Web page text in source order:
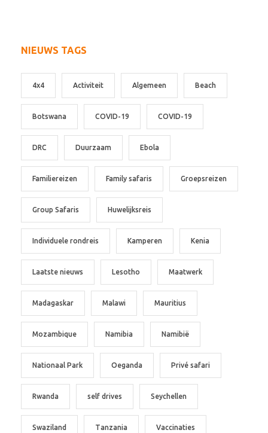
NIEUWS TAGS
4x4 Activiteit Algemeen Beach
Botswana COVID-19 COVID-19
DRC Duurzaam Ebola
Familiereizen Family safaris Groepsreizen
Group Safaris Huwelijksreis
Individuele rondreis Kamperen Kenia
Laatste nieuws Lesotho Maatwerk
Madagaskar Malawi Mauritius
Mozambique Namibia Namibië
Nationaal Park Oeganda Privé safari
Rwanda self drives Seychellen
Swaziland Tanzania Vaccinaties